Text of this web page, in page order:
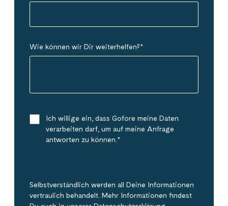
Wie können wir Dir weiterhelfen?*
Ich willige ein, dass Gofore meine Daten
verarbeiten darf, um auf meine Anfrage
antworten zu können.*
Selbstverständlich werden all Deine Informationen
vertraulich behandelt. Mehr Informationen findest